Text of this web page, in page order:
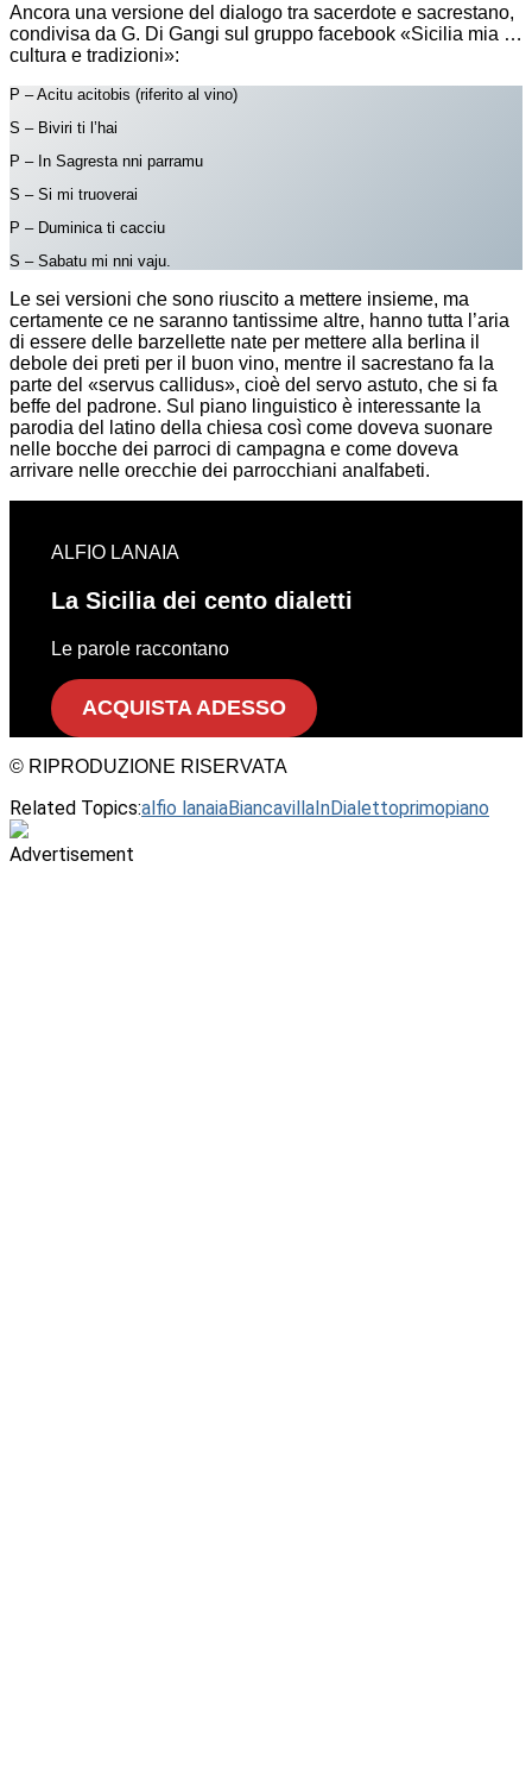
Ancora una versione del dialogo tra sacerdote e sacrestano,
condivisa da G. Di Gangi sul gruppo facebook «Sicilia mia …
cultura e tradizioni»:
P – Acitu acitobis (riferito al vino)
S – Biviri ti l’hai
P – In Sagresta nni parramu
S – Si mi truoverai
P – Duminica ti cacciu
S – Sabatu mi nni vaju.
Le sei versioni che sono riuscito a mettere insieme, ma
certamente ce ne saranno tantissime altre, hanno tutta l’aria
di essere delle barzellette nate per mettere alla berlina il
debole dei preti per il buon vino, mentre il sacrestano fa la
parte del «servus callidus», cioè del servo astuto, che si fa
beffe del padrone. Sul piano linguistico è interessante la
parodia del latino della chiesa così come doveva suonare
nelle bocche dei parroci di campagna e come doveva
arrivare nelle orecchie dei parrocchiani analfabeti.
ALFIO LANAIA
La Sicilia dei cento dialetti
Le parole raccontano
ACQUISTA ADESSO
© RIPRODUZIONE RISERVATA
Related Topics:alfio lanaiaBiancavillaInDialettoprimopiano
Advertisement